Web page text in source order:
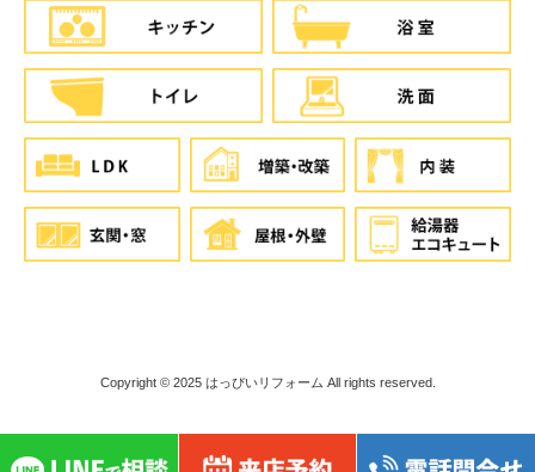
Copyright © 2025 はっぴいリフォーム All rights reserved.